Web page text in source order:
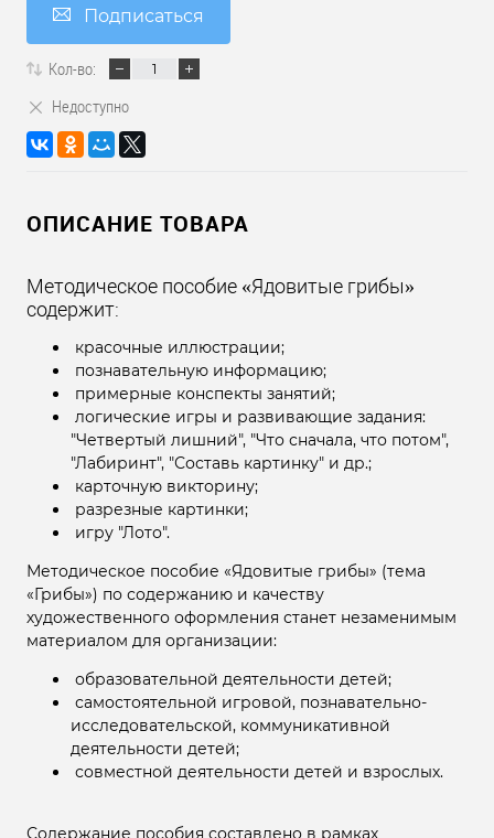
Подписаться
Кол-во:
Недоступно
ОПИСАНИЕ ТОВАРА
Методическое пособие «Ядовитые грибы»
содержит:
красочные иллюстрации;
познавательную информацию;
примерные конспекты занятий;
логические игры и развивающие задания:
"Четвертый лишний", "Что сначала, что потом",
"Лабиринт", "Составь картинку" и др.;
карточную викторину;
разрезные картинки;
игру "Лото".
Методическое пособие «Ядовитые грибы» (тема
«Грибы») по содержанию и качеству
художественного оформления станет незаменимым
материалом для организации:
образовательной деятельности детей;
самостоятельной игровой, познавательно-
исследовательской, коммуникативной
деятельности детей;
совместной деятельности детей и взрослых.